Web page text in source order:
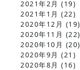
2021年2月 (19)
2021年1月 (22)
2020年12月 (19)
2020年11月 (22)
2020年10月 (20)
2020年9月 (21)
2020年8月 (16)